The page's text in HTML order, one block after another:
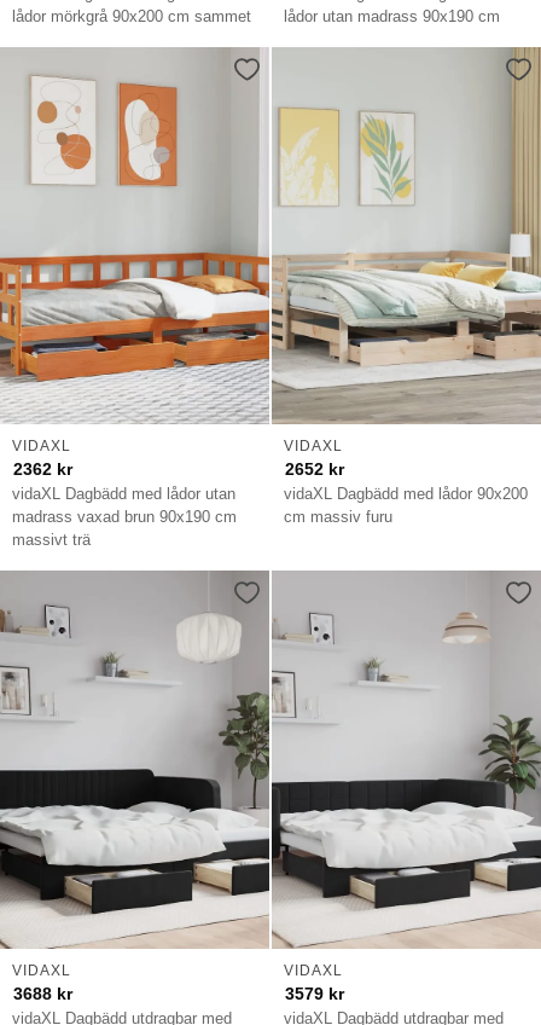
lådor mörkgrå 90x200 cm sammet
lådor utan madrass 90x190 cm
vidaXL Dagbädd med lådor utan
madrass vaxad brun 90x190 cm
massivt trä
VIDAXL
2362 kr
vidaXL Dagbädd med lådor 90x200
cm massiv furu
VIDAXL
2652 kr
vidaXL Dagbädd utdragbar med
VIDAXL
3688 kr
vidaXL Dagbädd utdragbar med
VIDAXL
3579 kr